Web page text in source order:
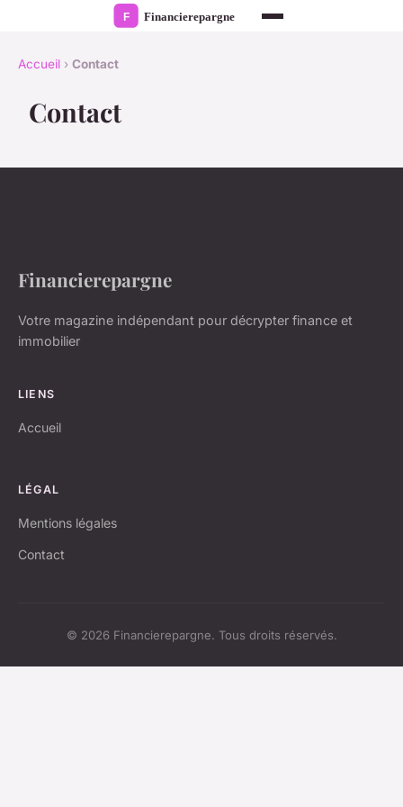
Accueil › Contact
Contact
Financierepargne
Votre magazine indépendant pour décrypter finance et
immobilier
LIENS
Accueil
LÉGAL
Mentions légales
Contact
© 2026 Financierepargne. Tous droits réservés.